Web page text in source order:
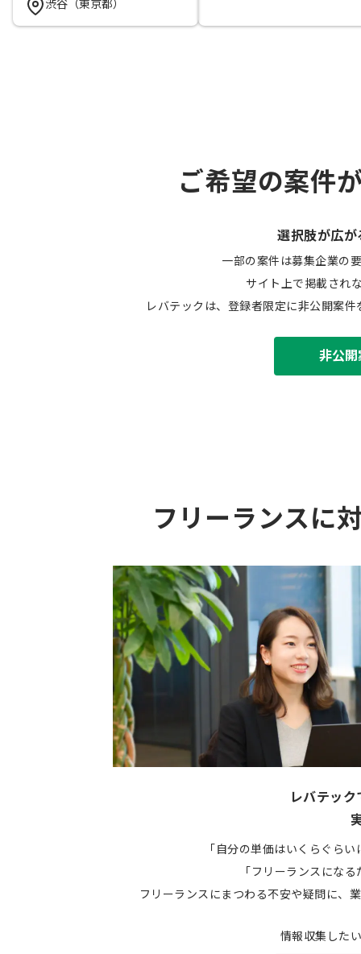
渋谷（東京都）
ご希望の案件
選択肢が広が
一部の案件は募集企業の
サイト上で掲載され
レバテックは、登録者限定に非公開案
非公
フリーランスに
レバテッ
「自分の単価はいくらぐら
「フリーランスにな
フリーランスにまつわる不安や疑問に、
情報収集した